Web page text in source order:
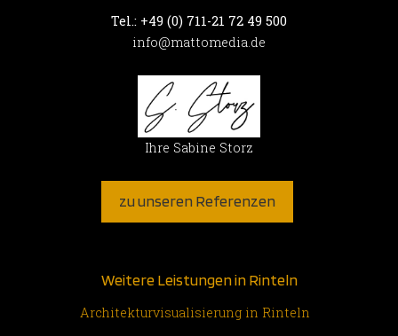
Tel.: +49 (0) 711-21 72 49 500
info@mattomedia.de
Ihre Sabine Storz
zu unseren Referenzen
Weitere Leistungen in Rinteln
Architekturvisualisierung in Rinteln